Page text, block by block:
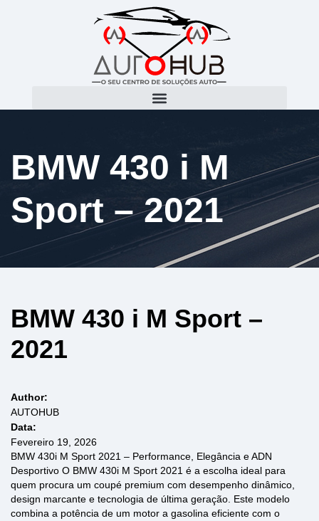
BMW 430 i M
Sport – 2021
BMW 430 i M Sport –
2021
Author:
AUTOHUB
Data:
Fevereiro 19, 2026
BMW 430i M Sport 2021 – Performance, Elegância e ADN
Desportivo O BMW 430i M Sport 2021 é a escolha ideal para
quem procura um coupé premium com desempenho dinâmico,
design marcante e tecnologia de última geração. Este modelo
combina a potência de um motor a gasolina eficiente com o